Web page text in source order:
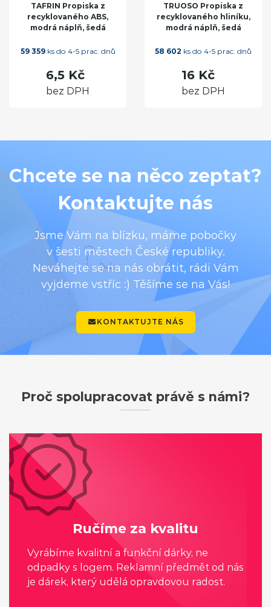
TAFRIN Propiska z
recyklovaného ABS,
modrá náplň, šedá
59 359ks do 4-5 prac. dnů
6,5 Kč
bez DPH
TRUOSO Propiska z
recyklovaného hliníku,
modrá náplň, šedá
58 602 ks do 4-5 prac. dnů
16 Kč
bez DPH
Chcete se na něco zeptat?
Kontaktujte nás
Jsme Vám na blízku, máme pobočky
v šesti městech České republiky.
Neváhejte se na nás obrátit, rádi Vám
vyjdeme vstříc :) Těšíme se na Vás!
KONTAKTUJTE NÁS
Proč spolupracovat právě s námi?
Ručíme za kvalitu
Vyrábíme kvalitní a funkční dárky, ne
odpadky s logem. Reklamní předmět od nás
je dárek, který udělá opravdovou radost.